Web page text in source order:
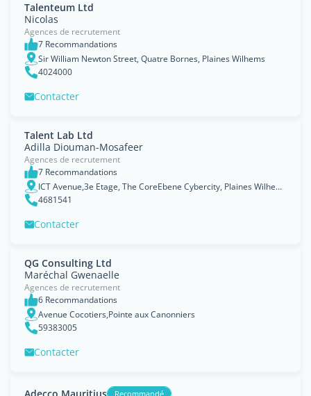
Talenteum Ltd
Nicolas
Agences de recrutement
7 Recommandations
Sir William Newton Street, Quatre Bornes, Plaines Wilhems
4024000
Contacter
Talent Lab Ltd
Adilla Diouman-Mosafeer
Agences de recrutement
7 Recommandations
ICT Avenue,3e Etage, The CoreEbene Cybercity, Plaines Wilhems
4681541
Contacter
QG Consulting Ltd
Maréchal Gwenaelle
Agences de recrutement
6 Recommandations
Avenue Cocotiers,Pointe aux Canonniers
59383005
Contacter
Adecco Mauritius Recommandé